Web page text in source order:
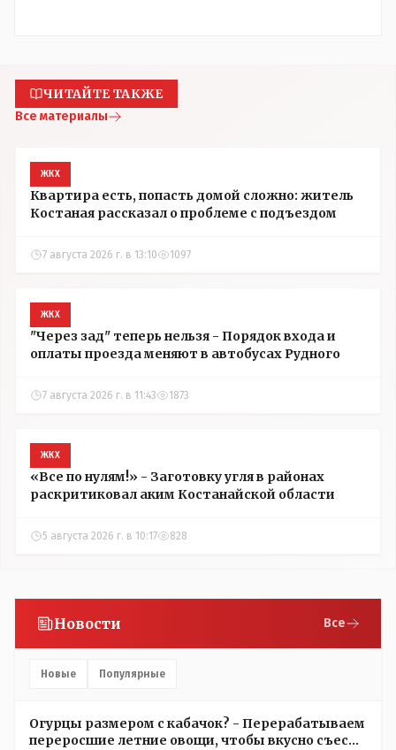
ЧИТАЙТЕ ТАКЖЕ
Все материалы
ЖКХ
Квартира есть, попасть домой сложно: житель
Костаная рассказал о проблеме с подъездом
7 августа 2026 г. в 13:10 1097
ЖКХ
"Через зад" теперь нельзя - Порядок входа и
оплаты проезда меняют в автобусах Рудного
7 августа 2026 г. в 11:43 1873
ЖКХ
«Все по нулям!» - Заготовку угля в районах
раскритиковал аким Костанайской области
5 августа 2026 г. в 10:17 828
Новости Все
Новые Популярные
Огурцы размером с кабачок? - Перерабатываем
переросшие летние овощи, чтобы вкусно съесть